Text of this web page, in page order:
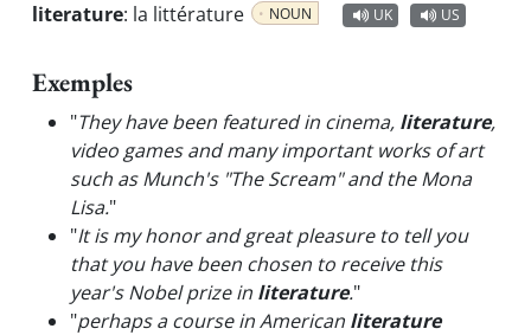
literature: la littérature NOUN UK US
Exemples
"They have been featured in cinema, literature,
video games and many important works of art
such as Munch's "The Scream" and the Mona
Lisa."
"It is my honor and great pleasure to tell you
that you have been chosen to receive this
year's Nobel prize in literature."
"perhaps a course in American literature